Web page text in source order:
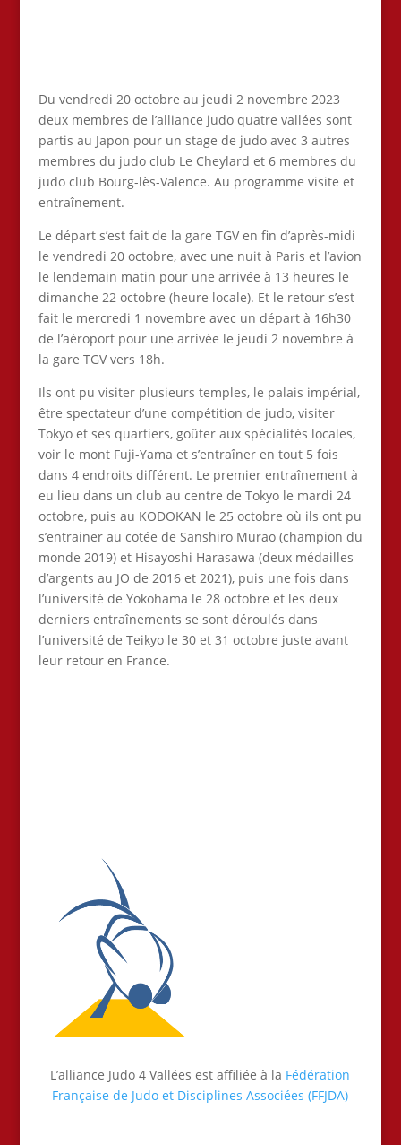
Du vendredi 20 octobre au jeudi 2 novembre 2023
deux membres de l’alliance judo quatre vallées sont
partis au Japon pour un stage de judo avec 3 autres
membres du judo club Le Cheylard et 6 membres du
judo club Bourg-lès-Valence. Au programme visite et
entraînement.
Le départ s’est fait de la gare TGV en fin d’après-midi
le vendredi 20 octobre, avec une nuit à Paris et l’avion
le lendemain matin pour une arrivée à 13 heures le
dimanche 22 octobre (heure locale). Et le retour s’est
fait le mercredi 1 novembre avec un départ à 16h30
de l’aéroport pour une arrivée le jeudi 2 novembre à
la gare TGV vers 18h.
Ils ont pu visiter plusieurs temples, le palais impérial,
être spectateur d’une compétition de judo, visiter
Tokyo et ses quartiers, goûter aux spécialités locales,
voir le mont Fuji-Yama et s’entraîner en tout 5 fois
dans 4 endroits différent. Le premier entraînement à
eu lieu dans un club au centre de Tokyo le mardi 24
octobre, puis au KODOKAN le 25 octobre où ils ont pu
s’entrainer au cotée de Sanshiro Murao (champion du
monde 2019) et Hisayoshi Harasawa (deux médailles
d’argents au JO de 2016 et 2021), puis une fois dans
l’université de Yokohama le 28 octobre et les deux
derniers entraînements se sont déroulés dans
l’université de Teikyo le 30 et 31 octobre juste avant
leur retour en France.
L’alliance Judo 4 Vallées est affiliée à la Fédération
Française de Judo et Disciplines Associées (FFJDA)